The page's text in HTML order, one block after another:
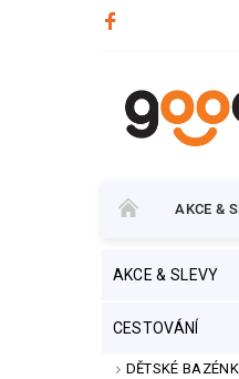
AKCE &
AKCE & SLEVY
CESTOVÁNÍ
DĚTSKÉ